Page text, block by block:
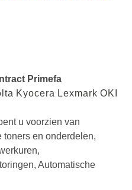
Primefa
Kyocera Lexmark OKI
u voorzien van
en onderdelen,
Automatische